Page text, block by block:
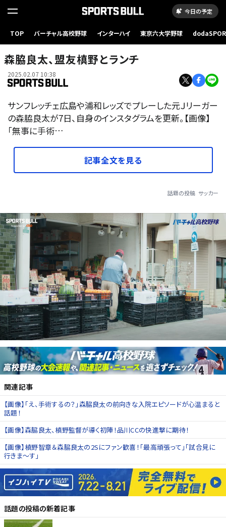
今日の予定
TOP バーチャル高校野球 インターハイ 東京六大学野球
森脇良太、盟友槙野とランチ
2025.02.07 10:38
サンフレッチェ広島や浦和レッズでプレーした元Ｊリーガー
の森脇良太が7日、自身のインスタグラムを更新。【画像】
「無事に手術…
記事全文を見る
話題の投稿 サッカー
関連記事
【画像】「え、手術するの？」森脇良太の前向きな入院エピソードが心温まると
話題！
【画像】森脇良太、槙野監督が導く初陣！品川CCの快進撃に期待！
【画像】槙野智章＆森脇良太の2Sにファン歓喜！「最高頑張って」「試合見に
行きま〜す」
話題の投稿の新着記事